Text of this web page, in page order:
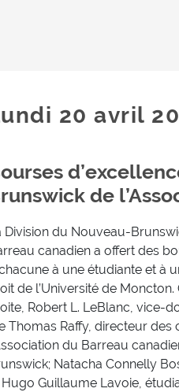
20avril
de
Division du Nouveau-
canadien a offert des
à une étudiante et à
de l’Université de
Robert L. LeBlanc, vice-
Thomas Raffy, directeur
du Barreau
Natacha Connelly
Guillaume Lavoie,